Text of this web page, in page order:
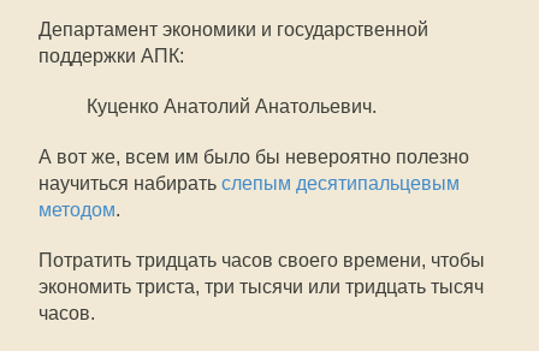
Департамент экономики и государственной
поддержки АПК:
Куценко Анатолий Анатольевич.
А вот же, всем им было бы невероятно полезно
научиться набирать слепым десятипальцевым
методом.
Потратить тридцать часов своего времени, чтобы
экономить триста, три тысячи или тридцать тысяч
часов.